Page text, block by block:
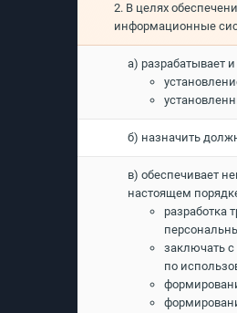
2. В целях
информационные
а) разрабатывает
б) назначить
в) обеспечивает
настоящем
разработка
заключать
по